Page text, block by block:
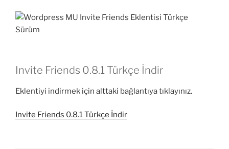
Invite Friends 0.8.1 Türkçe İndir
Eklentiyi indirmek için alttaki bağlantıya tıklayınız.
Invite Friends 0.8.1 Türkçe İndir